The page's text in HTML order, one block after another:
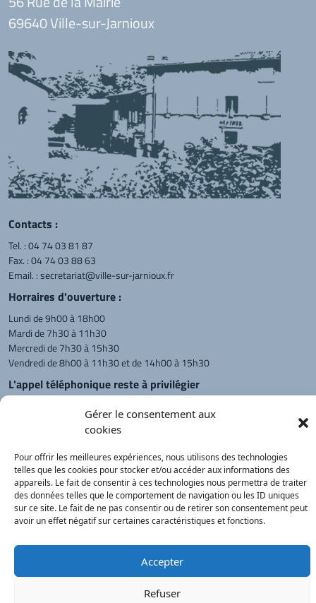
Gérer le consentement aux
cookies
Pour offrir les meilleures expériences, nous utilisons des technologies
telles que les cookies pour stocker et/ou accéder aux informations des
appareils. Le fait de consentir à ces technologies nous permettra de traiter
des données telles que le comportement de navigation ou les ID uniques
sur ce site. Le fait de ne pas consentir ou de retirer son consentement peut
avoir un effet négatif sur certaines caractéristiques et fonctions.
Accepter
Refuser
69640 Ville-sur-Jarnioux
Contacts :
Tel. :04 74 03 81 87
Fax. : 04 74 03 88 63
Email. :secretariat@ville-sur-jarnioux.fr
Horraires d'ouverture :
Lundi de 9h00 à 18h00
Mardi de 7h30 à 11h30
Mercredi de 7h30 à 15h30
Vendredi de 8h00 à 11h30 et de 14h00 à 15h30
L'appel téléphonique reste à privilégier
reçoivent sur rendez-vous.
Retour à l'accueil Actualités PanneauPocket Recherche
Démarches
Service Public
Contacts
légales
Plan du site
®onimajine.com- 2023
Correspondants de Presse :